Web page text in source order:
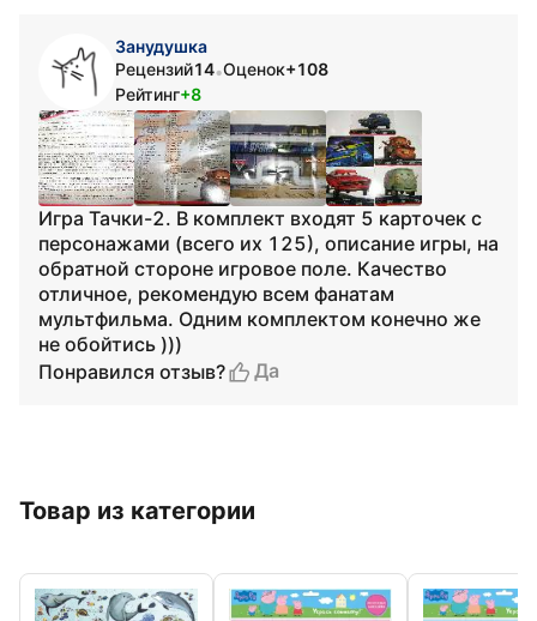
Занудушка
Рецензий14•Оценок+108
Рейтинг+8
Игра Тачки-2. В комплект входят 5 карточек с
персонажами (всего их 125), описание игры, на
обратной стороне игровое поле. Качество
отличное, рекомендую всем фанатам
мультфильма. Одним комплектом конечно же
не обойтись )))
Понравился отзыв?
Да
Товар из категории